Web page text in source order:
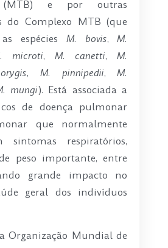
e por outras
do Complexo MTB (que
espécies M. bovis,M.
microti,M. canetti,M.
, M. pinnipedii,M.
mungi). Está associada a
de doença pulmonar
que normalmente
sintomas respiratórios,
peso importante, entre
grande impacto no
geral dos indivíduos
Organização Mundial de